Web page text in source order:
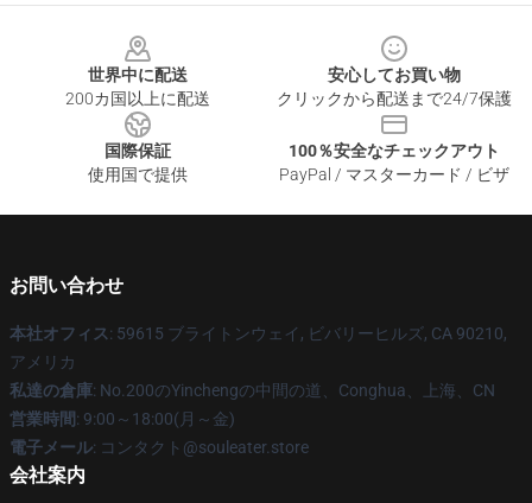
世界中に配送
200カ国以上に配送
安心してお買い物
クリックから配送まで24/7保護
国際保証
使用国で提供
100％安全なチェックアウト
PayPal / マスターカード / ビザ
お問い合わせ
本社オフィス: 59615 ブライトンウェイ, ビバリーヒルズ, CA 90210,
アメリカ
私達の倉庫: No.200のYinchengの中間の道、Conghua、上海、CN
営業時間: 9:00～18:00(月～金)
電子メール: コンタクト@souleater.store
会社案内